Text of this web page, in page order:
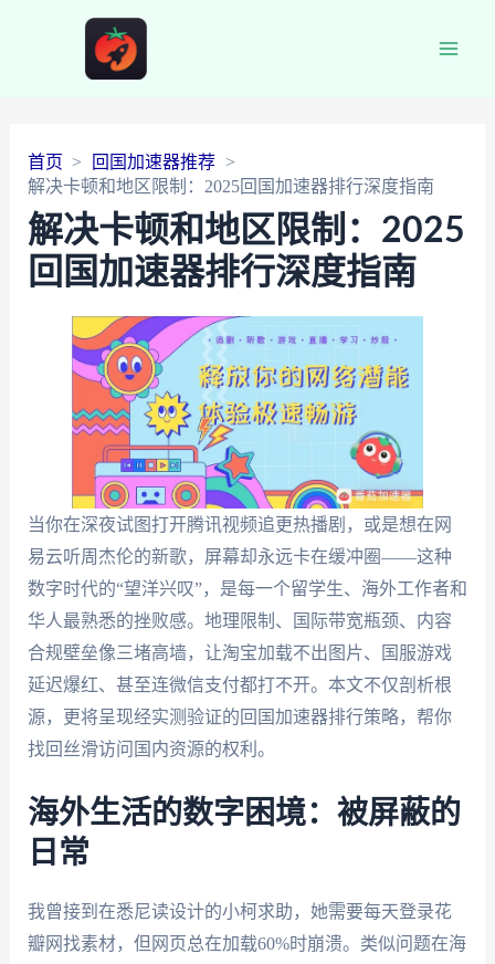
首页
回国加速器推荐
解决卡顿和地区限制：2025回国加速器排行深度指南
解决卡顿和地区限制：2025
回国加速器排行深度指南
当你在深夜试图打开腾讯视频追更热播剧，或是想在网
易云听周杰伦的新歌，屏幕却永远卡在缓冲圈——这种
数字时代的“望洋兴叹”，是每一个留学生、海外工作者和
华人最熟悉的挫败感。地理限制、国际带宽瓶颈、内容
合规壁垒像三堵高墙，让淘宝加载不出图片、国服游戏
延迟爆红、甚至连微信支付都打不开。本文不仅剖析根
源，更将呈现经实测验证的回国加速器排行策略，帮你
找回丝滑访问国内资源的权利。
海外生活的数字困境：被屏蔽的
日常
我曾接到在悉尼读设计的小柯求助，她需要每天登录花
瓣网找素材，但网页总在加载60%时崩溃。类似问题在海